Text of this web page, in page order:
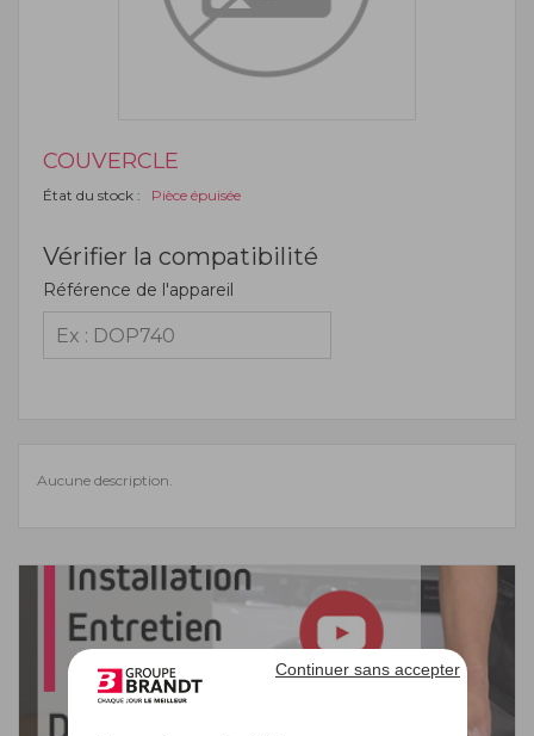
Continuer sans accepter
COUVERCLE
État du stock : Pièce épuisée
Vérifier la compatibilité
Référence de l'appareil
Aucune description.